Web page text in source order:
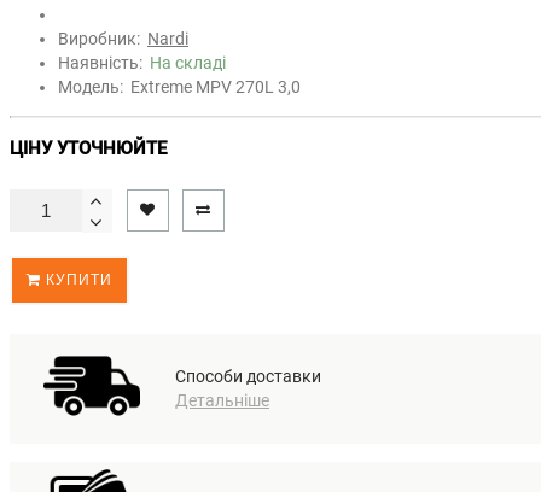
Виробник: Nardi
Наявність: На складі
Модель: Extreme MPV 270L 3,0
ЦІНУ УТОЧНЮЙТЕ
КУПИТИ
Способи доставки
Детальніше